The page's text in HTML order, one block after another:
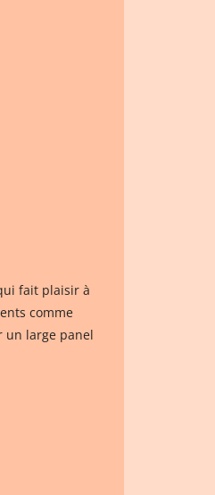
fait plaisir à
comme
un large panel